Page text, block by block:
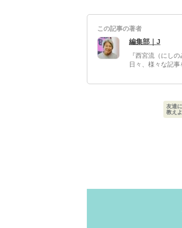
この記事の著者
編集部｜J
『西宮流（にし
日々、様々な記
友達に
教え